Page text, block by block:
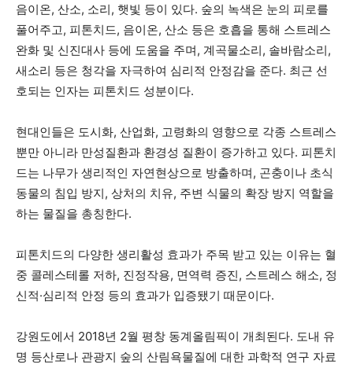
음이온, 산소, 소리, 햇빛 등이 있다. 숲의 녹색은 눈의 피로를
풀어주고, 피톤치드, 음이온, 산소 등은 호흡을 통해 스트레스
완화 및 신진대사 등에 도움을 주며, 계곡물소리, 솔바람소리,
새소리 등은 청각을 자극하여 심리적 안정감을 준다. 최근 선
호되는 인자는 피톤치드 성분이다.
현대인들은 도시화, 산업화, 고령화의 영향으로 각종 스트레스
뿐만 아니라 만성질환과 환경성 질환이 증가하고 있다. 피톤치
드는 나무가 생리적인 자연현상으로 방출하며, 곤충이나 초식
동물의 침입 방지, 상처의 치유, 주변 식물의 확장 방지 역할을
하는 물질을 총칭한다.
피톤치드의 다양한 생리활성 효과가 주목 받고 있는 이유는 혈
중 콜레스테롤 저하, 진정작용, 면역력 증진, 스트레스 해소, 정
신적·심리적 안정 등의 효과가 입증됐기 때문이다.
강원도에서 2018년 2월 평창 동계올림픽이 개최된다. 도내 유
명 등산로나 관광지 숲의 산림욕물질에 대한 과학적 연구 자료